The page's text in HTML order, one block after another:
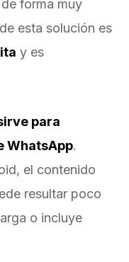
forma muy
esta solución es
y es
para
WhatsApp.
el contenido
resultar poco
o incluye